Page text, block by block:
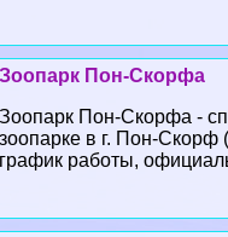
Зоопарк Пон-Скорфа
Зоопарк Пон-Скорфа -
зоопарке в г. Пон-
график работы,